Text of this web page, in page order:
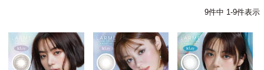
9件中 1-9件表示